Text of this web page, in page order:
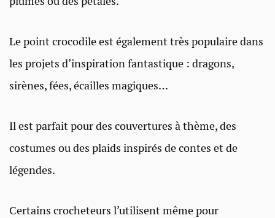
Le point crocodile est également très populaire dans
les projets d’inspiration fantastique : dragons,
sirènes, fées, écailles magiques…
Il est parfait pour des couvertures à thème, des
costumes ou des plaids inspirés de contes et de
légendes.
Certains crocheteurs l’utilisent même pour